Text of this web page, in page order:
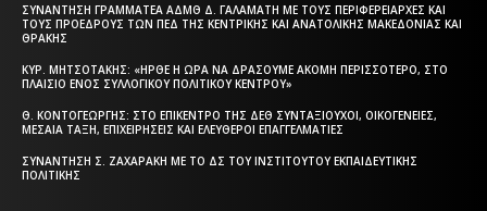
ΣΥΝΆΝΤΗΣΗ ΓΡΑΜΜΑΤΈΑ ΑΔΜΘ Δ. ΓΑΛΑΜΆΤΗ ΜΕ ΤΟΥΣ ΠΕΡΙΦΕΡΕΙΆΡΧΕΣ ΚΑΙ
ΤΟΥΣ ΠΡΟΈΔΡΟΥΣ ΤΩΝ ΠΕΔ ΤΗΣ ΚΕΝΤΡΙΚΉΣ ΚΑΙ ΑΝΑΤΟΛΙΚΉΣ ΜΑΚΕΔΟΝΊΑΣ ΚΑΙ
ΘΡΆΚΗΣ
ΚΥΡ. ΜΗΤΣΟΤΆΚΗΣ: «ΉΡΘΕ Η ΏΡΑ ΝΑ ΔΡΆΣΟΥΜΕ ΑΚΌΜΗ ΠΕΡΙΣΣΌΤΕΡΟ, ΣΤΟ
ΠΛΑΊΣΙΟ ΕΝΌΣ ΣΥΛΛΟΓΙΚΟΎ ΠΟΛΙΤΙΚΟΎ ΚΈΝΤΡΟΥ»
Θ. ΚΟΝΤΟΓΕΏΡΓΗΣ: ΣΤΟ ΕΠΊΚΕΝΤΡΟ ΤΗΣ ΔΕΘ ΣΥΝΤΑΞΙΟΎΧΟΙ, ΟΙΚΟΓΈΝΕΙΕΣ,
ΜΕΣΑΊΑ ΤΆΞΗ, ΕΠΙΧΕΙΡΉΣΕΙΣ ΚΑΙ ΕΛΕΎΘΕΡΟΙ ΕΠΑΓΓΕΛΜΑΤΊΕΣ
ΣΥΝΆΝΤΗΣΗ Σ. ΖΑΧΑΡΆΚΗ ΜΕ ΤΟ ΔΣ ΤΟΥ ΙΝΣΤΙΤΟΎΤΟΥ ΕΚΠΑΙΔΕΥΤΙΚΉΣ
ΠΟΛΙΤΙΚΉΣ